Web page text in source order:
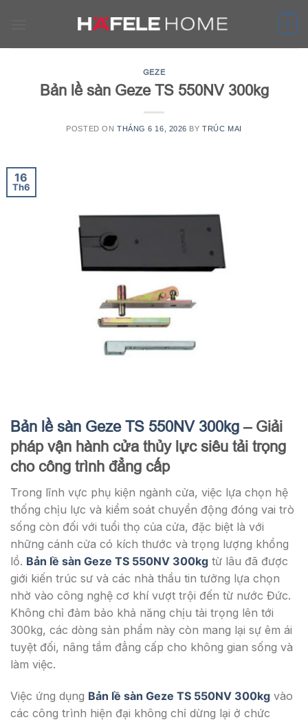
0
GEZE
Bản lề sàn Geze TS 550NV 300kg
POSTED ON THÁNG 6 16, 2026 BYTRÚC MAI
16
Th6
Bản lề sàn Geze TS 550NV 300kg – Giải
pháp vận hành cửa thủy lực siêu tải trọng
cho công trình đẳng cấp
Trong lĩnh vực phụ kiện ngành cửa, việc lựa chọn hệ
thống chịu lực và kiểm soát chuyển động đóng vai trò
sống còn đối với tuổi thọ của cửa, đặc biệt là với
những cánh cửa có kích thước và trọng lượng khổng
lồ. Bản lề sàn Geze TS 550NV 300kg từ lâu đã được
giới kiến trúc sư và các nhà thầu tin tưởng lựa chọn
nhờ vào công nghệ cơ khí vượt trội đến từ nước Đức.
Không chỉ đảm bảo khả năng chịu tải trọng lên tới
300kg, các dòng sản phẩm này còn mang lại sự êm ái
tuyệt đối, nâng tầm đẳng cấp cho không gian sống và
làm việc.
Việc ứng dụng Bản lề sàn Geze TS 550NV 300kg vào
các công trình hiện đại không chỉ dừng lại ở chức